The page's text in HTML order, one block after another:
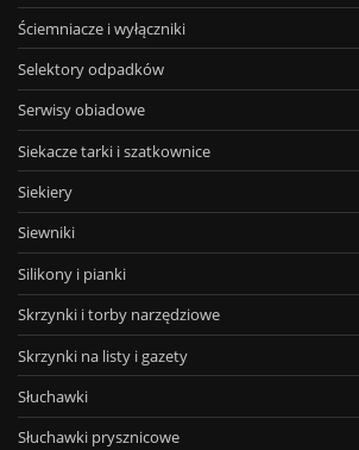
Ściemniacze i wyłączniki
Selektory odpadków
Serwisy obiadowe
Siekacze tarki i szatkownice
Siekiery
Siewniki
Silikony i pianki
Skrzynki i torby narzędziowe
Skrzynki na listy i gazety
Słuchawki
Słuchawki prysznicowe